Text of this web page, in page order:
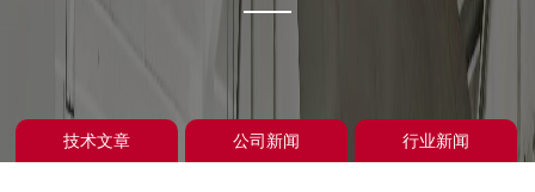
技术文章 公司新闻 行业新闻